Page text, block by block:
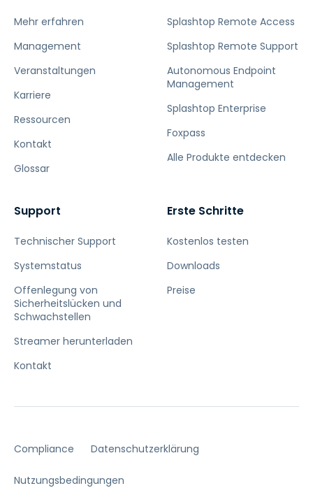
Mehr erfahren
Management
Veranstaltungen
Karriere
Ressourcen
Kontakt
Glossar
Splashtop Remote Access
Splashtop Remote Support
Autonomous Endpoint
Management
Splashtop Enterprise
Foxpass
Alle Produkte entdecken
Support
Technischer Support
Systemstatus
Offenlegung von
Sicherheitslücken und
Schwachstellen
Streamer herunterladen
Kontakt
Erste Schritte
Kostenlos testen
Downloads
Preise
Compliance Datenschutzerklärung
Nutzungsbedingungen